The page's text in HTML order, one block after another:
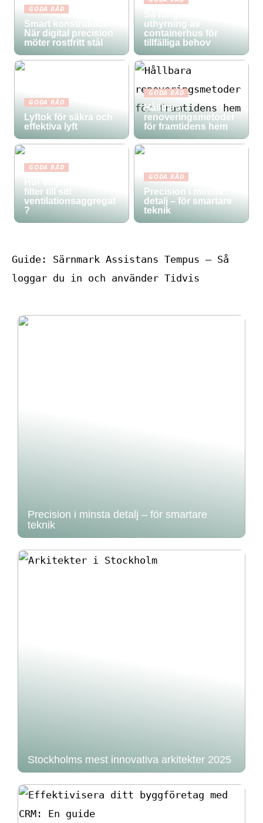
GODA RÅD
Smart konstruktion:
När digital precision
möter rostfritt stål
uthyrning av
containerhus för
tillfälliga behov
GODA RÅD
Lyftok för säkra och
effektiva lyft
GODA RÅD
Hållbara
renoveringsmetoder
för framtidens hem
GODA RÅD
filter till sitt
ventilationsaggregat
?
GODA RÅD
Precision i minsta
detalj – för smartare
teknik
Guide: Särnmark Assistans Tempus – Så
loggar du in och använder Tidvis
Precision i minsta detalj – för smartare
teknik
Stockholms mest innovativa arkitekter 2025